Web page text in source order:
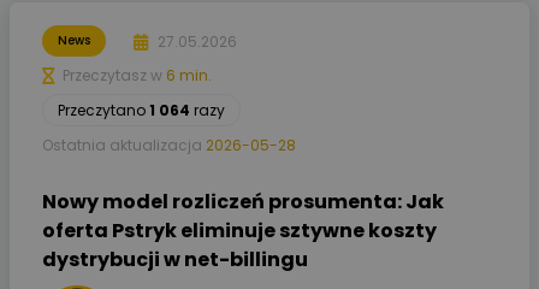
News
27.05.2026
Przeczytasz w 6 min.
Przeczytano1 064 razy
Ostatnia aktualizacja 2026-05-28
Nowy model rozliczeń prosumenta: Jak
oferta Pstryk eliminuje sztywne koszty
dystrybucji w net-billingu